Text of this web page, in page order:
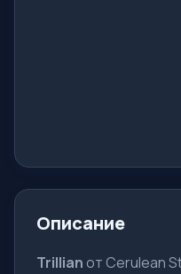
Описание
Trillianот Cerulean